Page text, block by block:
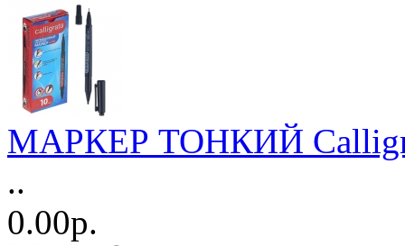
МАРКЕР ТОНКИЙ
..
0.00р.